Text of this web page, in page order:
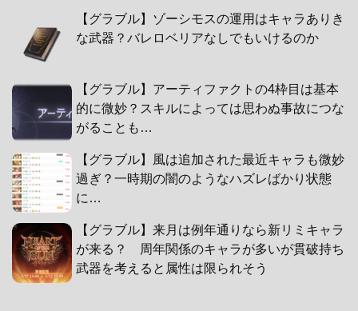
【グラブル】ゾーシモスの運用はキャラありき
な武器？バレロベリアなしでもいけるのか
【グラブル】アーティファクトの4枠目は基本
的に微妙？スキルによっては思わぬ事故につな
がることも…
【グラブル】風は追加された最近キャラも微妙
過ぎ？一時期の闇のようなハズレばかり状態
に…
【グラブル】来月は例年通りなら新リミキャラ
が来る？ 周年関係のキャラが多いが貫破持ち
武器を考えると属性は限られそう